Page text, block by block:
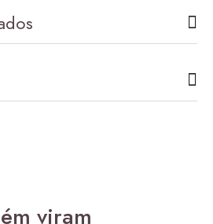
viram